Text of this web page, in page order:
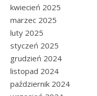
kwiecień 2025
marzec 2025
luty 2025
styczeń 2025
grudzień 2024
listopad 2024
październik 2024